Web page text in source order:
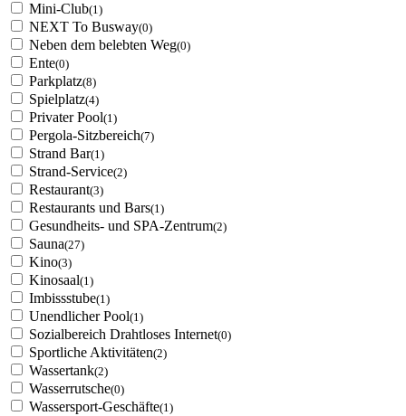
Mini-Club(1)
NEXT To Busway(0)
Neben dem belebten Weg(0)
Ente(0)
Parkplatz(8)
Spielplatz(4)
Privater Pool(1)
Pergola-Sitzbereich(7)
Strand Bar(1)
Strand-Service(2)
Restaurant(3)
Restaurants und Bars(1)
Gesundheits- und SPA-Zentrum(2)
Sauna(27)
Kino(3)
Kinosaal(1)
Imbissstube(1)
Unendlicher Pool(1)
Sozialbereich Drahtloses Internet(0)
Sportliche Aktivitäten(2)
Wassertank(2)
Wasserrutsche(0)
Wassersport-Geschäfte(1)